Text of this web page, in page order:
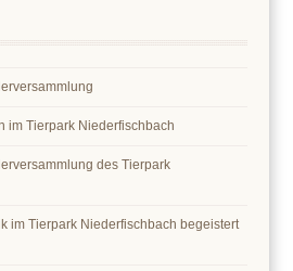
im Tierpark Niederfischbach
des Tierpark
im Tierpark Niederfischbach begeistert